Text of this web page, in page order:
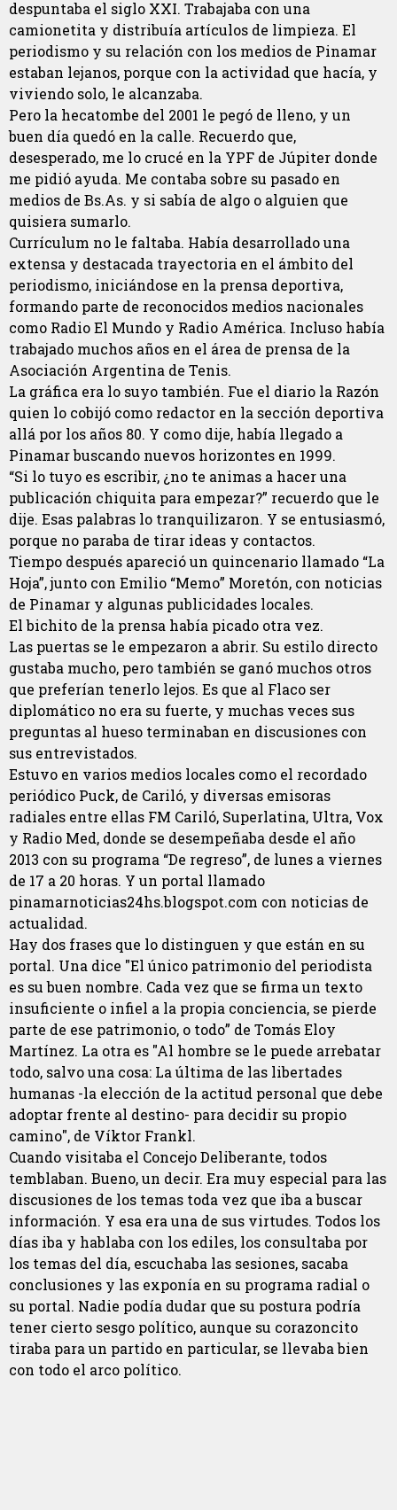
despuntaba el siglo XXI. Trabajaba con una
camionetita y distribuía artículos de limpieza. El
periodismo y su relación con los medios de Pinamar
estaban lejanos, porque con la actividad que hacía, y
viviendo solo, le alcanzaba.
Pero la hecatombe del 2001 le pegó de lleno, y un
buen día quedó en la calle. Recuerdo que,
desesperado, me lo crucé en la YPF de Júpiter donde
me pidió ayuda. Me contaba sobre su pasado en
medios de Bs.As. y si sabía de algo o alguien que
quisiera sumarlo.
Currículum no le faltaba. Había desarrollado una
extensa y destacada trayectoria en el ámbito del
periodismo, iniciándose en la prensa deportiva,
formando parte de reconocidos medios nacionales
como Radio El Mundo y Radio América. Incluso había
trabajado muchos años en el área de prensa de la
Asociación Argentina de Tenis.
La gráfica era lo suyo también. Fue el diario la Razón
quien lo cobijó como redactor en la sección deportiva
allá por los años 80. Y como dije, había llegado a
Pinamar buscando nuevos horizontes en 1999.
“Si lo tuyo es escribir, ¿no te animas a hacer una
publicación chiquita para empezar?” recuerdo que le
dije. Esas palabras lo tranquilizaron. Y se entusiasmó,
porque no paraba de tirar ideas y contactos.
Tiempo después apareció un quincenario llamado “La
Hoja”, junto con Emilio “Memo” Moretón, con noticias
de Pinamar y algunas publicidades locales.
El bichito de la prensa había picado otra vez.
Las puertas se le empezaron a abrir. Su estilo directo
gustaba mucho, pero también se ganó muchos otros
que preferían tenerlo lejos. Es que al Flaco ser
diplomático no era su fuerte, y muchas veces sus
preguntas al hueso terminaban en discusiones con
sus entrevistados.
Estuvo en varios medios locales como el recordado
periódico Puck, de Cariló, y diversas emisoras
radiales entre ellas FM Cariló, Superlatina, Ultra, Vox
y Radio Med, donde se desempeñaba desde el año
2013 con su programa “De regreso”, de lunes a viernes
de 17 a 20 horas. Y un portal llamado
pinamarnoticias24hs.blogspot.com con noticias de
actualidad.
Hay dos frases que lo distinguen y que están en su
portal. Una dice "El único patrimonio del periodista
es su buen nombre. Cada vez que se firma un texto
insuficiente o infiel a la propia conciencia, se pierde
parte de ese patrimonio, o todo” de Tomás Eloy
Martínez. La otra es "Al hombre se le puede arrebatar
todo, salvo una cosa: La última de las libertades
humanas -la elección de la actitud personal que debe
adoptar frente al destino- para decidir su propio
camino", de Víktor Frankl.
Cuando visitaba el Concejo Deliberante, todos
temblaban. Bueno, un decir. Era muy especial para las
discusiones de los temas toda vez que iba a buscar
información. Y esa era una de sus virtudes. Todos los
días iba y hablaba con los ediles, los consultaba por
los temas del día, escuchaba las sesiones, sacaba
conclusiones y las exponía en su programa radial o
su portal. Nadie podía dudar que su postura podría
tener cierto sesgo político, aunque su corazoncito
tiraba para un partido en particular, se llevaba bien
con todo el arco político.